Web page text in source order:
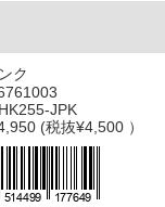
ク
JPK
(税抜¥4,500 ）